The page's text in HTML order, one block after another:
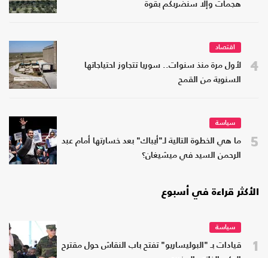
هجمات وإلا سنضربكم بقوة
4
اقتصاد
لأول مرة منذ سنوات.. سوريا تتجاوز احتياجاتها
السنوية من القمح
5
سياسة
ما هي الخطوة التالية لـ"أيباك" بعد خسارتها أمام عبد
الرحمن السيد في ميشيغان؟
الأكثر قراءة في أسبوع
1
سياسة
قيادات بـ "البوليساريو" تفتح باب النقاش حول مقترح